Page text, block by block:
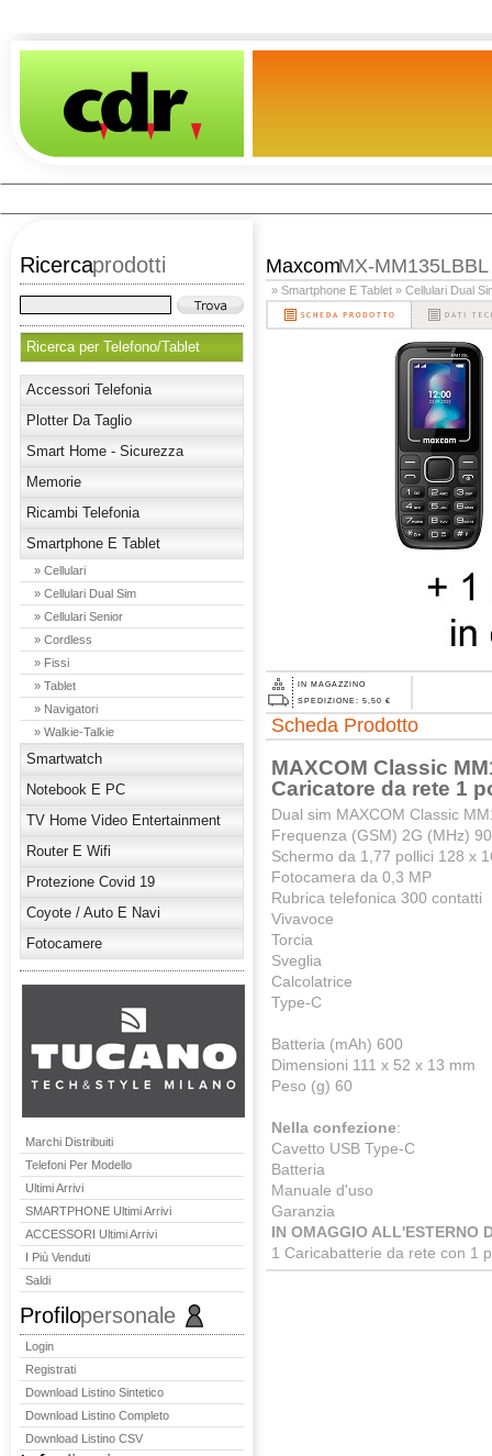
Ricercaprodotti
Ricerca per Telefono/Tablet
Accessori Telefonia
Plotter Da Taglio
Smart Home - Sicurezza
Memorie
Ricambi Telefonia
Smartphone E Tablet
» Cellulari
» Cellulari Dual Sim
» Cellulari Senior
» Cordless
» Fissi
» Tablet
» Navigatori
» Walkie-Talkie
Smartwatch
Notebook E PC
TV Home Video Entertainment
Router E Wifi
Protezione Covid 19
Coyote / Auto E Navi
Fotocamere
Marchi Distribuiti
Telefoni Per Modello
Ultimi Arrivi
SMARTPHONE Ultimi Arrivi
ACCESSORI Ultimi Arrivi
I Più Venduti
Saldi
Profilopersonale
Login
Registrati
Download Listino Sintetico
Download Listino Completo
Download Listino CSV
MaxcomMX-MM135LBBL
» Smartphone E Tablet » Cellulari Dual
IN MAGAZZINO
SPEDIZIONE: 5,50 €
Scheda Prodotto
MAXCOM Classic
Caricatore da rete 1
Dual sim MAXCOM Classic
Frequenza (GSM) 2G (MHz)
Schermo da 1,77 pollici 128 x
Fotocamera da 0,3 MP
Rubrica telefonica 300 contatti
Vivavoce
Torcia
Sveglia
Calcolatrice
Type-C
Batteria (mAh) 600
Dimensioni 111 x 52 x 13 mm
Peso (g) 60
Nella confezione:
Cavetto USB Type-C
Batteria
Manuale d'uso
Garanzia
IN OMAGGIO ALL'ESTERNO
1 Caricabatterie da rete con 1